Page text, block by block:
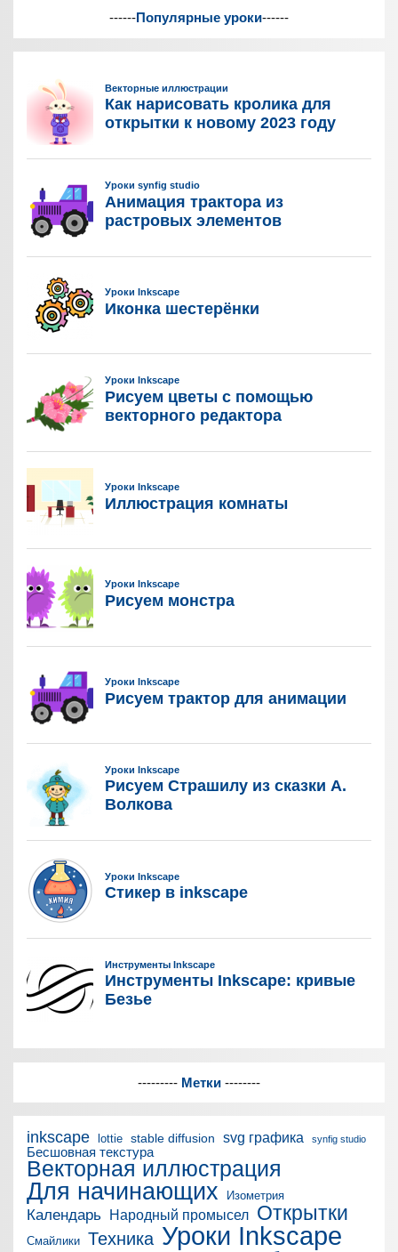
------Популярные уроки------
--------- Метки --------
inkscape lottie stable diffusion svg графика synfig studio
Бесшовная текстура
Векторная иллюстрация
Для начинающих Изометрия
Календарь Народный промысел Открытки
Смайлики Техника Уроки Inkscape